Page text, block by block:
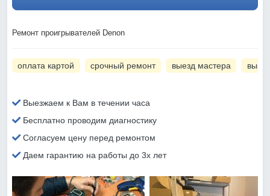
Ремонт проигрывателей Denon
оплата картой срочный ремонт выезд мастера
Выезжаем к Вам в течении часа
Бесплатно проводим диагностику
Согласуем цену перед ремонтом
Даем гарантию на работы до 3х лет